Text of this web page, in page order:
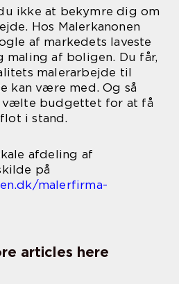
ikke at bekymre dig om
Hos Malerkanonen
af markedets laveste
maling af boligen. Du får,
malerarbejde til
kan være med. Og så
vælte budgettet for at få
i stand.
afdeling af
på
malerfirma-
articles here